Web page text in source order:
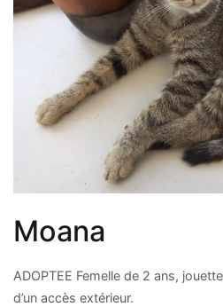
Moana
ADOPTEE Femelle de 2 ans,
d’un accès extérieur.